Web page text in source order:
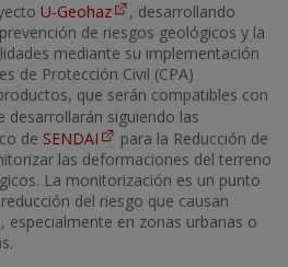
U-Geohaz
, desarrollando
de riesgos geológicos y la
mediante su implementación
de Protección Civil (CPA)
que serán compatibles con
desarrollarán siguiendo las
de SENDAI
para la Reducción de
las deformaciones del terreno
La monitorización es un punto
del riesgo que causan
en zonas urbanas o